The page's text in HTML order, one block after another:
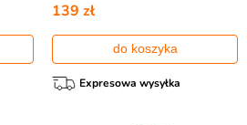
139 zł
do koszyka
Expresowa wysyłka